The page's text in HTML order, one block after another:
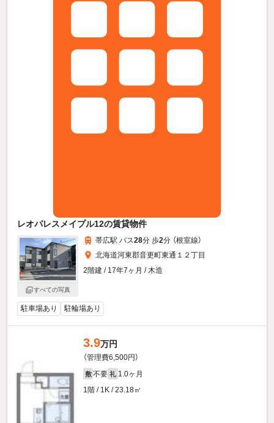
レオパレスメイプル12の賃貸物件
すべての写真
帯広駅 バス28分 歩2分 （根室線）
北海道河東郡音更町東通１２丁目
2階建 / 17年7ヶ月 / 木造
駐車場あり 駐輪場あり
3.9万円
（管理費6,500円）
敷 不要 礼 1.0ヶ月
1階 / 1K / 23.18㎡